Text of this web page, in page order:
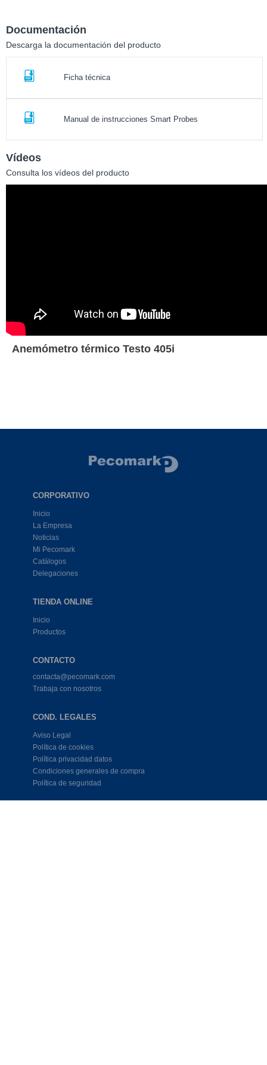
Documentación
Descarga la documentación del producto
Ficha técnica
Manual de instrucciones Smart Probes
Vídeos
Consulta los vídeos del producto
Anemómetro térmico Testo 405i
CORPORATIVO
Inicio
La Empresa
Noticias
Mi Pecomark
Catálogos
Delegaciones
TIENDA ONLINE
Inicio
Productos
CONTACTO
contacta@pecomark.com
Trabaja con nosotros
COND. LEGALES
Aviso Legal
Política de cookies
Política privacidad datos
Condiciones generales de compra
Política de seguridad